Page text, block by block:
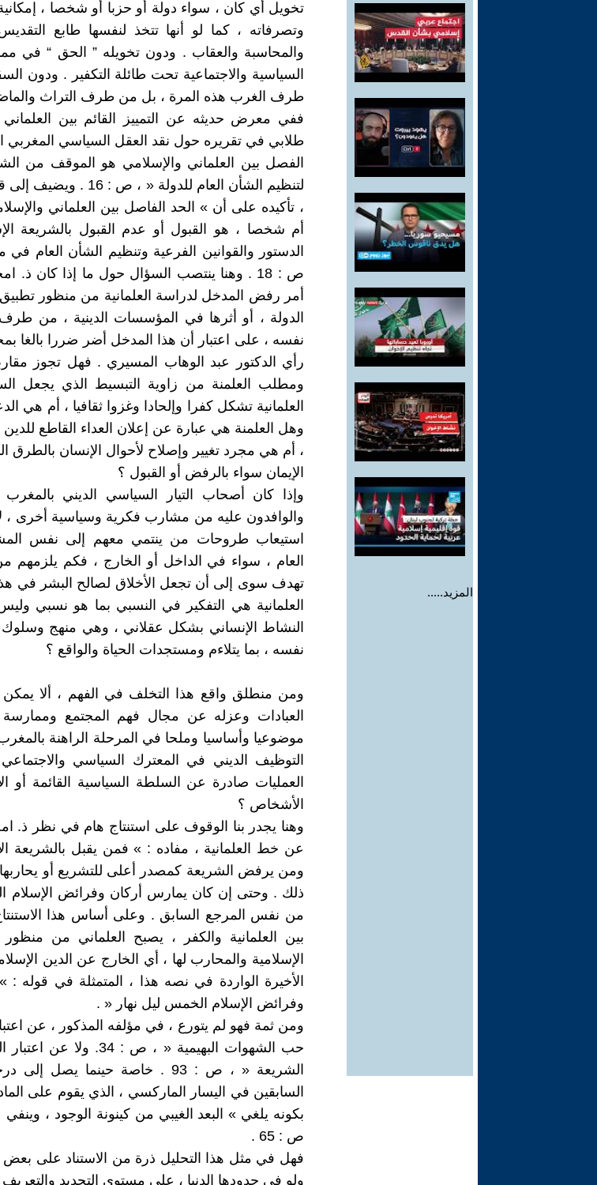
المزيد.....
تخويل أي كان ، سواء دولة أو حزبا أو شخصا ،
وتصرفاته ، كما لو أنها تتخذ لنفسها طابع
والمحاسبة والعقاب . ودون تخويله ” الحق “ في
السياسية والاجتماعية تحت طائلة التكفير . ودون
طرف الغرب هذه المرة ، بل من طرف التراث
ففي معرض حديثه عن التمييز القائم بين
طلابي في تقريره حول نقد العقل السياسي
الفصل بين العلماني والإسلامي هو الموقف من
لتنظيم الشأن العام
، تأكيده على أن » الحد الفاصل بين العلماني
أم شخصا ، هو القبول أو عدم القبول بالشريعة
الدستور والقوانين الفرعية وتنظيم الشأن العام
ص : 18 . وهنا ينتصب السؤال حول ما إذا كان
أمر رفض المدخل لدراسة العلمانية من منظور
الدولة ، أو أثرها في المؤسسات الدينية ، من
نفسه ، على اعتبار أن هذا المدخل أضر ضررا بالغا
رأي الدكتور عبد الوهاب المسيري . فهل تجوز
ومطلب العلمنة من زاوية التبسيط الذي يجعل
العلمانية تشكل كفرا وإلحادا وغزوا ثقافيا ، أم هي
وهل العلمنة هي عبارة عن إعلان العداء القاطع للدين
، أم هي مجرد تغيير وإصلاح لأحوال الإنسان بالطرق
الإيمان سواء بالرفض أو القبول ؟
وإذا كان أصحاب التيار السياسي الديني
والوافدون عليه من مشارب فكرية وسياسية أخرى ،
استيعاب طروحات من ينتمي معهم إلى نفس
العام ، سواء في الداخل أو الخارج ، فكم يلزمهم من
تهدف سوى إلى أن تجعل الأخلاق لصالح البشر في هذه
العلمانية هي التفكير في النسبي بما هو نسبي
النشاط الإنساني بشكل عقلاني ، وهي منهج وسلوك
نفسه ، بما يتلاءم ومستجدات الحياة والواقع ؟
ومن منطلق واقع هذا التخلف في الفهم ، ألا
العبادات وعزله عن مجال فهم المجتمع
موضوعيا وأساسيا وملحا في المرحلة الراهنة
التوظيف الديني في المعترك السياسي
العمليات صادرة عن السلطة السياسية القائمة أو
الأشخاص ؟
وهنا يجدر بنا الوقوف على استنتاج هام في نظر ذ.
عن خط العلمانية ، مفاده : » فمن يقبل بالشريعة
ومن يرفض الشريعة كمصدر أعلى للتشريع أو
من نفس المرجع السابق . وعلى أساس هذا
بين العلمانية والكفر ، يصبح العلماني من
الإسلامية والمحارب لها ، أي الخارج عن الدين
الأخيرة الواردة في نصه هذا ، المتمثلة في
وفرائض الإسلام الخمس ليل نهار « .
ومن ثمة فهو لم يتورع ، في مؤلفه المذكور ، عن
حب الشهوات البهيمية « ، ص
الشريعة « ، ص : 93 . خاصة حينما
السابقين في اليسار الماركسي ، الذي يقوم على
بكونه يلغي » البعد الغيبي من كينونة الوجود ،
ص : 65 .
فهل في مثل هذا التحليل ذرة من الاستناد على بعض
ولو في حدودها الدنيا ، على مستوى التحديد